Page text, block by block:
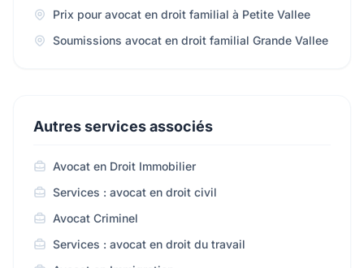
Prix pour avocat en droit familial à Petite Vallee
Soumissions avocat en droit familial Grande Vallee
Autres services associés
Avocat en Droit Immobilier
Services : avocat en droit civil
Avocat Criminel
Services : avocat en droit du travail